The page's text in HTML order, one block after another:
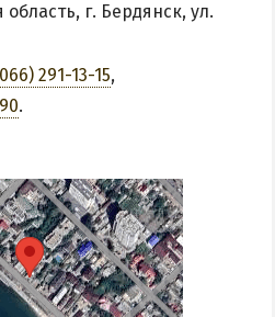
г. Бердянск, ул.
291-13-15,
.